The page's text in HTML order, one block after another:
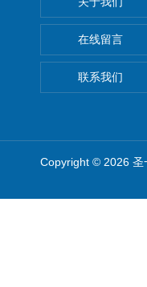
在线留言
联系我们
Copyright © 2026 圣